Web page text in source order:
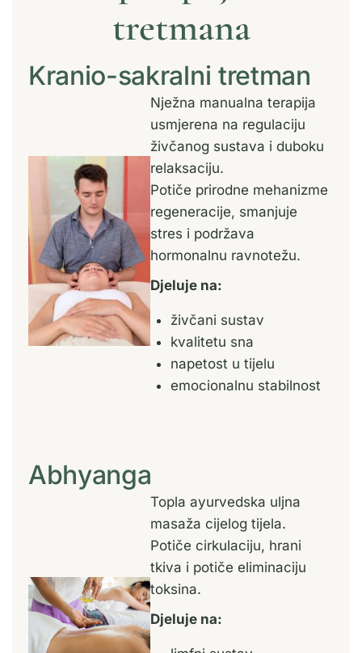
tretmana
Kranio-sakralni tretman
Nježna manualna terapija
usmjerena na regulaciju
živčanog sustava i duboku
relaksaciju.
Potiče prirodne mehanizme
regeneracije, smanjuje
stres i podržava
hormonalnu ravnotežu.
Djeluje na:
živčani sustav
kvalitetu sna
napetost u tijelu
emocionalnu stabilnost
Abhyanga
Topla ayurvedska uljna
masaža cijelog tijela.
Potiče cirkulaciju, hrani
tkiva i potiče eliminaciju
toksina.
Djeluje na: